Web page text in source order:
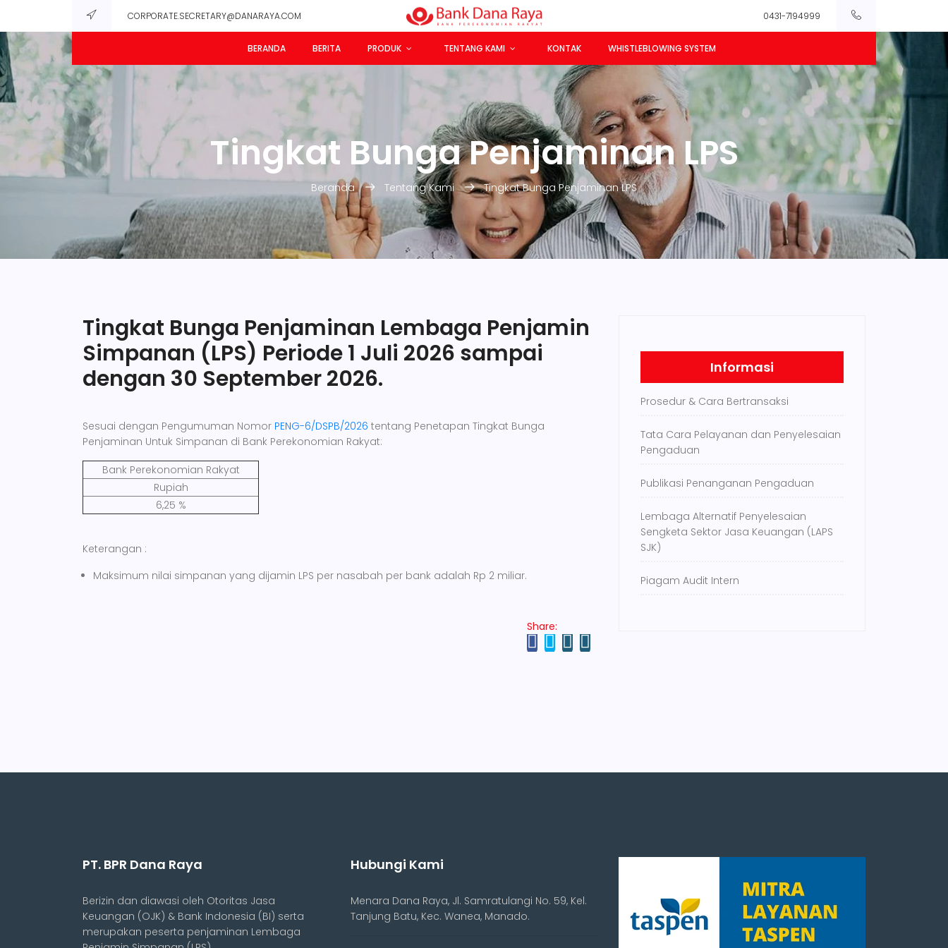
CORPORATE.SECRETARY@DANARAYA.COM 0431-7194999
BERANDA BERITA PRODUK TENTANG KAMI KONTAK WHISTLEBLOWING SYSTEM
Tingkat Bunga Penjaminan LPS
Beranda Tentang Kami Tingkat Bunga Penjaminan LPS
Tingkat Bunga Penjaminan Lembaga Penjamin
Simpanan (LPS) Periode 1 Juli 2026 sampai
dengan 30 September 2026.
Sesuai dengan Pengumuman Nomor PENG-6/DSPB/2026 tentang Penetapan Tingkat Bunga
Penjaminan Untuk Simpanan di Bank Perekonomian Rakyat:
Bank Perekonomian Rakyat
Rupiah
6,25 %
Keterangan :
Maksimum nilai simpanan yang dijamin LPS per nasabah per bank adalah Rp 2 miliar.
Share:
Informasi
Prosedur & Cara Bertransaksi
Tata Cara Pelayanan dan Penyelesaian
Pengaduan
Publikasi Penanganan Pengaduan
Lembaga Alternatif Penyelesaian
Sengketa Sektor Jasa Keuangan (LAPS
SJK)
Piagam Audit Intern
PT. BPR Dana Raya
Berizin dan diawasi oleh Otoritas Jasa
Keuangan (OJK) & Bank Indonesia (BI) serta
merupakan peserta penjaminan Lembaga
Hubungi Kami
Menara Dana Raya, Jl. Samratulangi No. 59, Kel.
Tanjung Batu, Kec. Wanea, Manado.